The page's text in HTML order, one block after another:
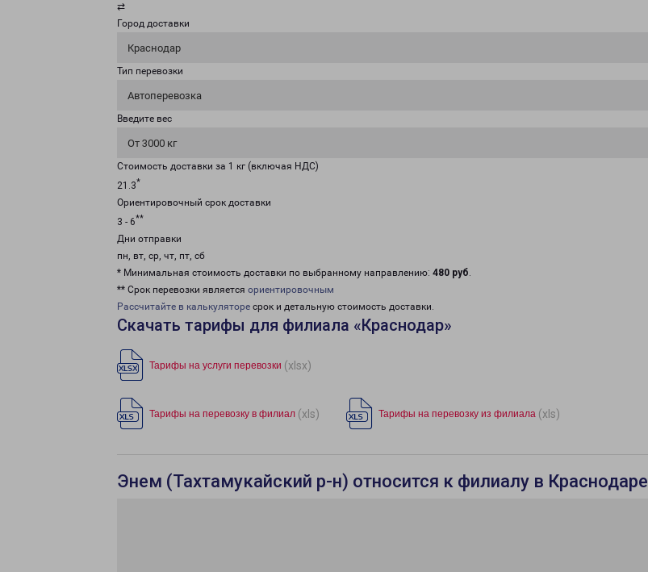
⇄
Город доставки
Краснодар
Тип перевозки
Автоперевозка
Введите вес
От 3000 кг
Стоимость доставки за 1 кг (включая НДС)
21.3*
Ориентировочный срок доставки
3 - 6**
Дни отправки
пн, вт, ср, чт, пт, сб
* Минимальная стоимость доставки по выбранному направлению: 480 руб.
** Срок перевозки является ориентировочным
Рассчитайте в калькуляторе срок и детальную стоимость доставки.
Скачать тарифы для филиала «Краснодар»
Тарифы на услуги перевозки (xlsx)
Тарифы на перевозку в филиал (xls) Тарифы на перевозку из филиала (xls)
Энем (Тахтамукайский р-н) относится к филиалу в Краснодаре